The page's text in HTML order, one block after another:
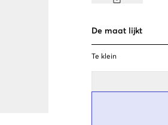
De maat lijkt
Te klein